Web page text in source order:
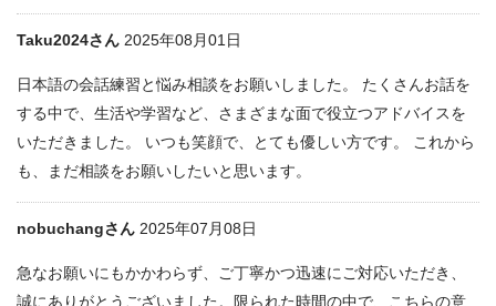
Taku2024さん 2025年08月01日
日本語の会話練習と悩み相談をお願いしました。 たくさんお話を
する中で、生活や学習など、さまざまな面で役立つアドバイスを
いただきました。 いつも笑顔で、とても優しい方です。 これから
も、まだ相談をお願いしたいと思います。
nobuchangさん 2025年07月08日
急なお願いにもかかわらず、ご丁寧かつ迅速にご対応いただき、
誠にありがとうございました。限られた時間の中で、こちらの意